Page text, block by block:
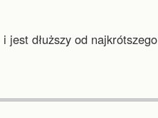
i jest dłuższy od